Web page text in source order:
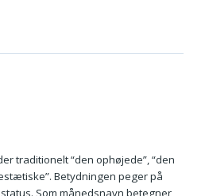
traditionelt “den ophøjede”, “den
Betydningen peger på
Som månedsnavn betegner